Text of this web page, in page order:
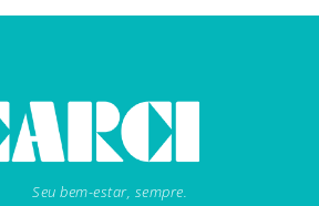
Seu bem-estar, sempre.